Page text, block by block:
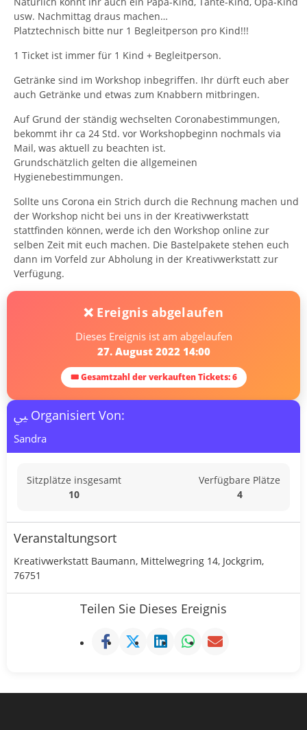
usw. Nachmittag draus machen…
Platztechnisch bitte nur 1 Begleitperson pro Kind!!!
1 Ticket ist immer für 1 Kind + Begleitperson.
Getränke sind im Workshop inbegriffen. Ihr dürft euch aber
auch Getränke und etwas zum Knabbern mitbringen.
Auf Grund der ständig wechselten Coronabestimmungen,
bekommt ihr ca 24 Std. vor Workshopbeginn nochmals via
Mail, was aktuell zu beachten ist.
Grundschätzlich gelten die allgemeinen
Hygienebestimmungen.
Sollte uns Corona ein Strich durch die Rechnung machen und
der Workshop nicht bei uns in der Kreativwerkstatt
stattfinden können, werde ich den Workshop online zur
selben Zeit mit euch machen. Die Bastelpakete stehen euch
dann im Vorfeld zur Abholung in der Kreativwerkstatt zur
Verfügung.
❌ Ereignis abgelaufen
Dieses Ereignis ist am abgelaufen
27. August 2022 14:00
🎟 Gesamtzahl der verkauften Tickets: 6
Organisiert Von:
Sandra
Sitzplätze insgesamt
10
Verfügbare Plätze
4
Veranstaltungsort
Kreativwerkstatt Baumann, Mittelwegring 14, Jockgrim,
76751
Teilen Sie Dieses Ereignis